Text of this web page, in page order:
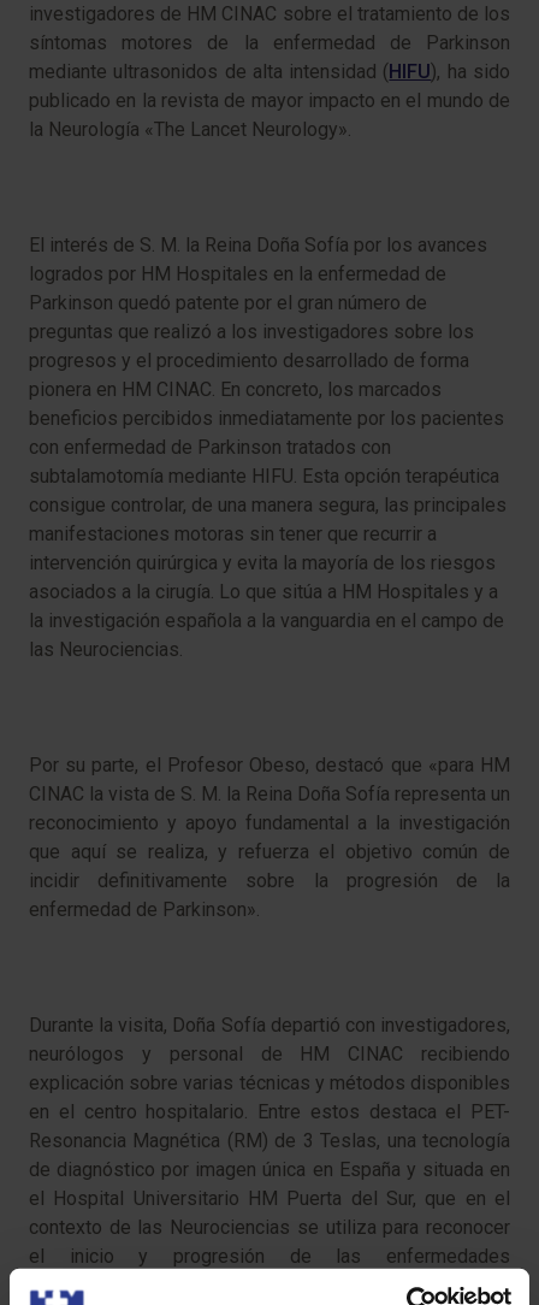
investigadores de HM CINAC sobre el tratamiento de los
síntomas motores de la enfermedad de Parkinson
mediante ultrasonidos de alta intensidad (HIFU), ha sido
publicado en la revista de mayor impacto en el mundo de
la Neurología «The Lancet Neurology».
El interés de S. M. la Reina Doña Sofía por los avances
logrados por HM Hospitales en la enfermedad de
Parkinson quedó patente por el gran número de
preguntas que realizó a los investigadores sobre los
progresos y el procedimiento desarrollado de forma
pionera en HM CINAC. En concreto, los marcados
beneficios percibidos inmediatamente por los pacientes
con enfermedad de Parkinson tratados con
subtalamotomía mediante HIFU. Esta opción terapéutica
consigue controlar, de una manera segura, las principales
manifestaciones motoras sin tener que recurrir a
intervención quirúrgica y evita la mayoría de los riesgos
asociados a la cirugía. Lo que sitúa a HM Hospitales y a
la investigación española a la vanguardia en el campo de
las Neurociencias.
Por su parte, el Profesor Obeso, destacó que «para HM
CINAC la vista de S. M. la Reina Doña Sofía representa un
reconocimiento y apoyo fundamental a la investigación
que aquí se realiza, y refuerza el objetivo común de
incidir definitivamente sobre la progresión de la
enfermedad de Parkinson».
Durante la visita, Doña Sofía departió con investigadores,
neurólogos y personal de HM CINAC recibiendo
explicación sobre varias técnicas y métodos disponibles
en el centro hospitalario. Entre estos destaca el PET-
Resonancia Magnética (RM) de 3 Teslas, una tecnología
de diagnóstico por imagen única en España y situada en
el Hospital Universitario HM Puerta del Sur, que en el
contexto de las Neurociencias se utiliza para reconocer
el inicio y progresión de las enfermedades
neurodegenerativas y otras patologías cerebrales.